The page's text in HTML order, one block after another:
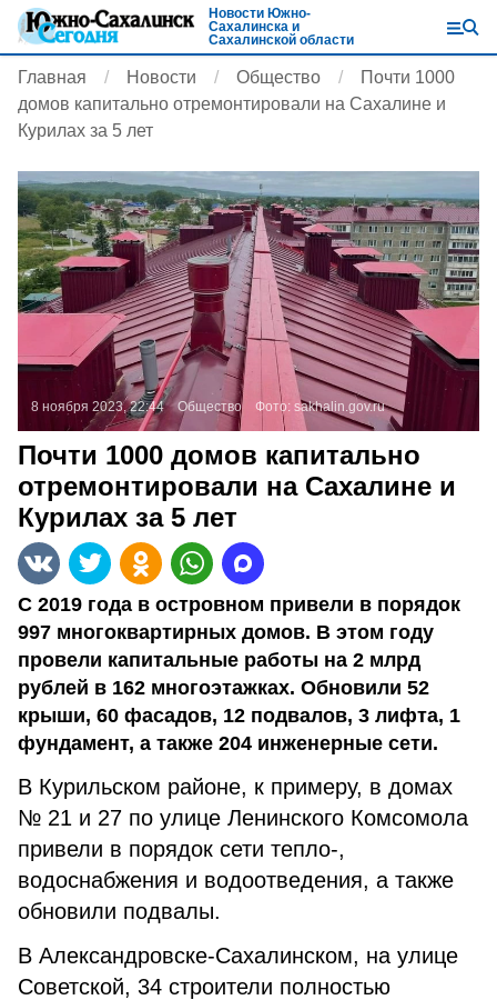
Новости Южно-
Сахалинска и
Сахалинской области
Главная Новости Общество
Почти 1000
домов капитально отремонтировали на Сахалине и
Курилах за 5 лет
8 ноября 2023, 22:44 Общество Фото: sakhalin.gov.ru
Почти 1000 домов капитально
отремонтировали на Сахалине и
Курилах за 5 лет
С 2019 года в островном привели в порядок
997 многоквартирных домов. В этом году
провели капитальные работы на 2 млрд
рублей в 162 многоэтажках. Обновили 52
крыши, 60 фасадов, 12 подвалов, 3 лифта, 1
фундамент, а также 204 инженерные сети.
В Курильском районе, к примеру, в домах
№ 21 и 27 по улице Ленинского Комсомола
привели в порядок сети тепло-,
водоснабжения и водоотведения, а также
обновили подвалы.
В Александровске-Сахалинском, на улице
Советской, 34 строители полностью